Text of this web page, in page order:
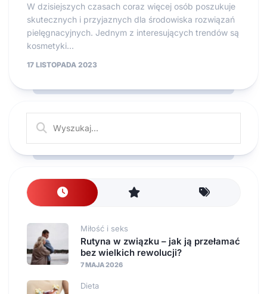
W dzisiejszych czasach coraz więcej osób poszukuje
skutecznych i przyjaznych dla środowiska rozwiązań
pielęgnacyjnych. Jednym z interesujących trendów są
kosmetyki...
17 LISTOPADA 2023
Miłość i seks
Rutyna w związku – jak ją przełamać
bez wielkich rewolucji?
7 MAJA 2026
Dieta